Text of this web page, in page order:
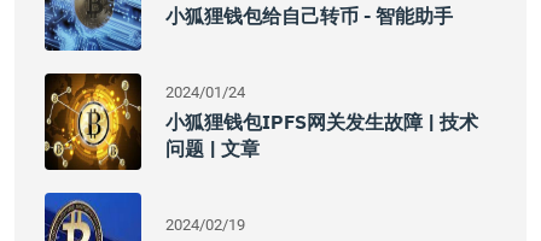
小狐狸钱包给自己转币 - 智能助手
2024/01/24
小狐狸钱包IPFS网关发生故障 | 技术
问题 | 文章
2024/02/19